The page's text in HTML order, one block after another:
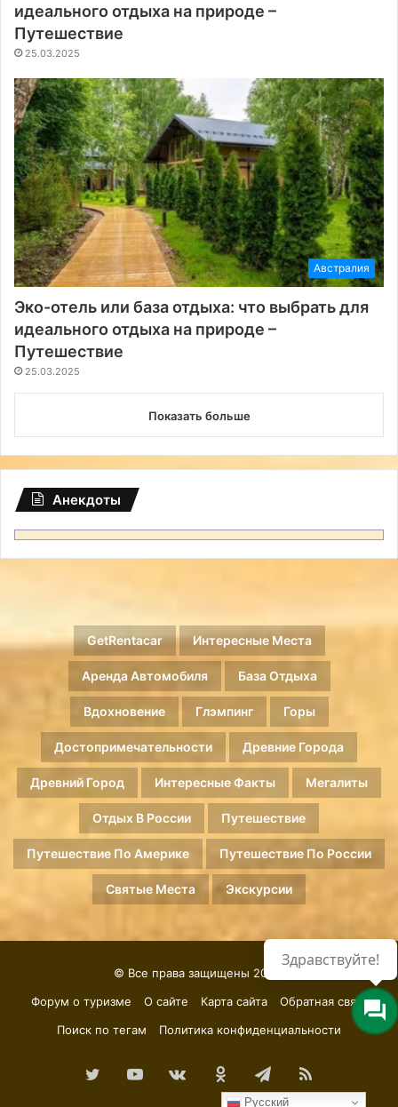
идеального отдыха на природе –
Путешествие
25.03.2025
Австралия
Эко-отель или база отдыха: что выбрать для
идеального отдыха на природе –
Путешествие
25.03.2025
Показать больше
Анекдоты
GetRentacar Интересные Места
Аренда Автомобиля База Отдыха
Вдохновение Глэмпинг Горы
Достопримечательности Древние Города
Древний Город Интересные Факты Мегалиты
Отдых В России Путешествие
Путешествие По Америке Путешествие По России
Святые Места Экскурсии
© Все права защищены 2026.
Форум о туризме
О сайте Карта сайта
Обратная связь
Поиск по тегам
Политика конфиденциальности
TwitterYouTubevk.comОдноклассники
Telegram
RSS
Русский
Здравствуйте!